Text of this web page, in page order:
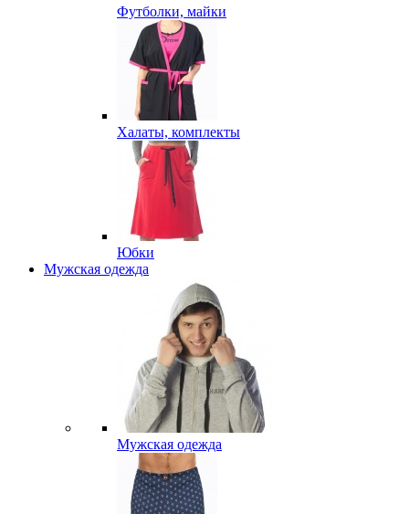
Футболки, майки
Халаты, комплекты
Юбки
Мужская одежда
Мужская одежда